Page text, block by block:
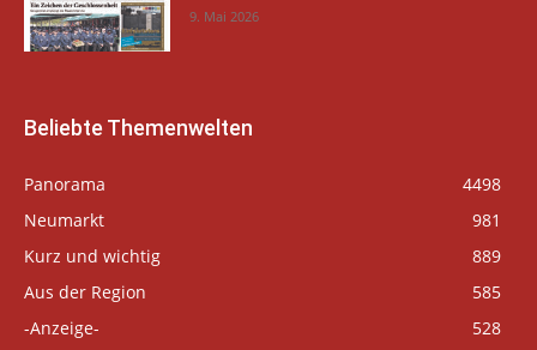
9. Mai 2026
Beliebte Themenwelten
Panorama
4498
Neumarkt
981
Kurz und wichtig
889
Aus der Region
585
-Anzeige-
528